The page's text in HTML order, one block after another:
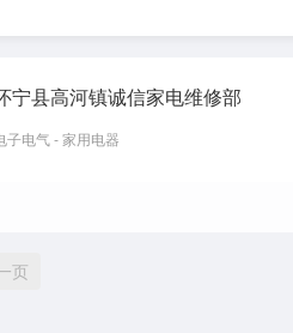
宁县高河镇诚信家电维修部
子电气 - 家用电器
页